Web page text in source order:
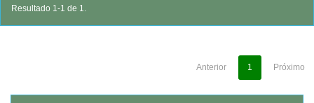
Resultado 1-1 de 1.
Anterior 1 Próximo